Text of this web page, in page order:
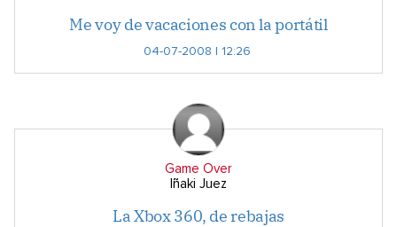
Me voy de vacaciones con la portátil
04-07-2008 | 12:26
Game Over
Iñaki Juez
La Xbox 360, de rebajas